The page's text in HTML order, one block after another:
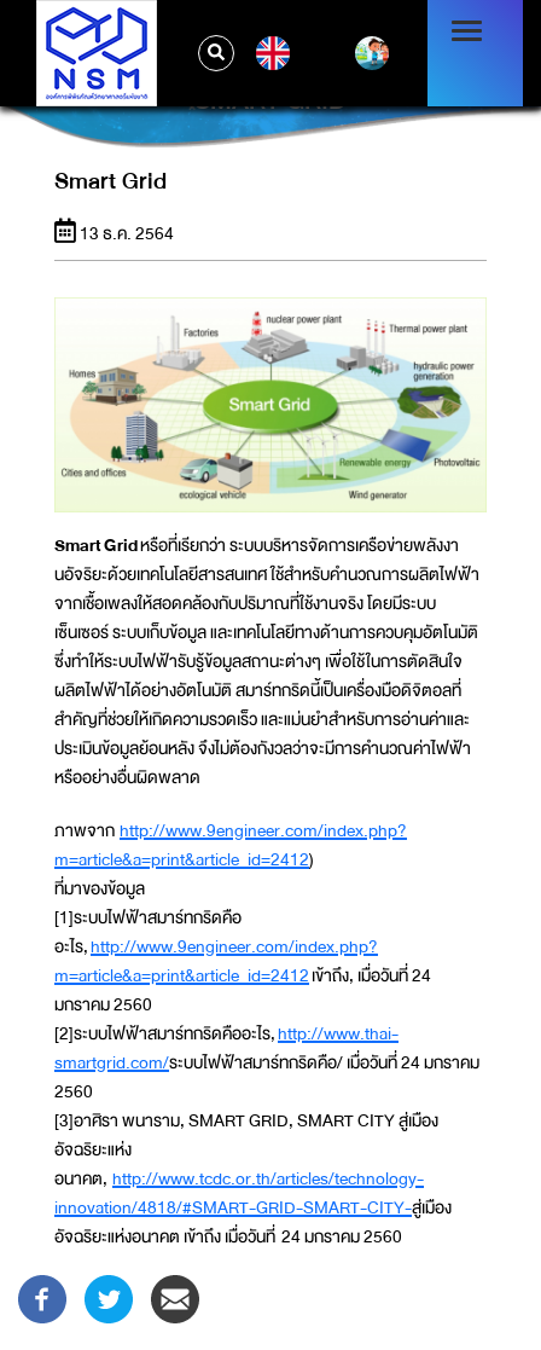
SMART GRID
Smart Grid
13 ธ.ค. 2564
Smart Gridหรือที่เรียกว่า ระบบบริหารจัดการเครือข่ายพลังงา
นอัจริยะด้วยเทคโนโลยีสารสนเทศ ใช้สำหรับคำนวณการผลิตไฟฟ้า
จากเชื้อเพลงให้สอดคล้องกับปริมาณที่ใช้งานจริง โดยมีระบบ
เซ็นเซอร์ ระบบเก็บข้อมูล และเทคโนโลยีทางด้านการควบคุมอัตโนมัติ
ซึ่งทําให้ระบบไฟฟ้ารับรู้ข้อมูลสถานะต่างๆ เพื่อใช้ในการตัดสินใจ
ผลิตไฟฟ้าได้อย่างอัตโนมัติ สมาร์ทกริดนี้เป็นเครื่องมือดิจิตอลที่
สำคัญที่ช่วยให้เกิดความรวดเร็ว และแม่นยำสำหรับการอ่านค่าและ
ประเมินข้อมูลย้อนหลัง จึงไม่ต้องกังวลว่าจะมีการคำนวณค่าไฟฟ้า
หรืออย่างอื่นผิดพลาด
ภาพจากhttp://www.9engineer.com/index.php?
m=article&a=print&article_id=2412)
ที่มาของข้อมูล
[1]ระบบไฟฟ้าสมาร์ทกริดคือ
อะไร,http://www.9engineer.com/index.php?
m=article&a=print&article_id=2412เข้าถึง, เมื่อวันที่ 24
มกราคม 2560
[2]ระบบไฟฟ้าสมาร์ทกริดคืออะไร,http://www.thai-
smartgrid.com/ระบบไฟฟ้าสมาร์ทกริดคือ/ เมื่อวันที่ 24 มกราคม
2560
[3]อาศิรา พนาราม, SMART GRID, SMART CITY สู่เมือง
อัจฉริยะแห่ง
อนาคต, http://www.tcdc.or.th/articles/technology-
innovation/4818/#SMART-GRID-SMART-CITY-สู่เมือง
อัจฉริยะแห่งอนาคต เข้าถึง เมื่อวันที่ 24 มกราคม 2560